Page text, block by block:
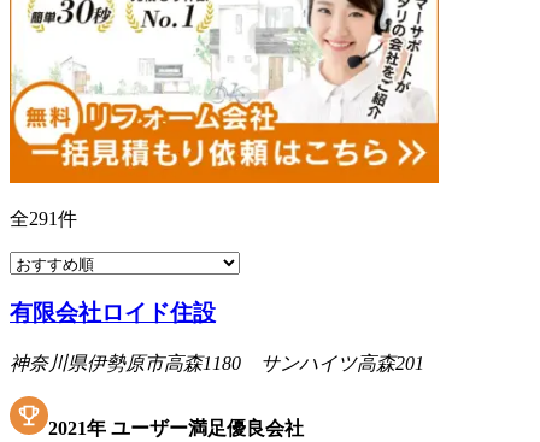
全291件
有限会社ロイド住設
神奈川県伊勢原市高森1180 サンハイツ高森201
2021年 ユーザー満足優良会社